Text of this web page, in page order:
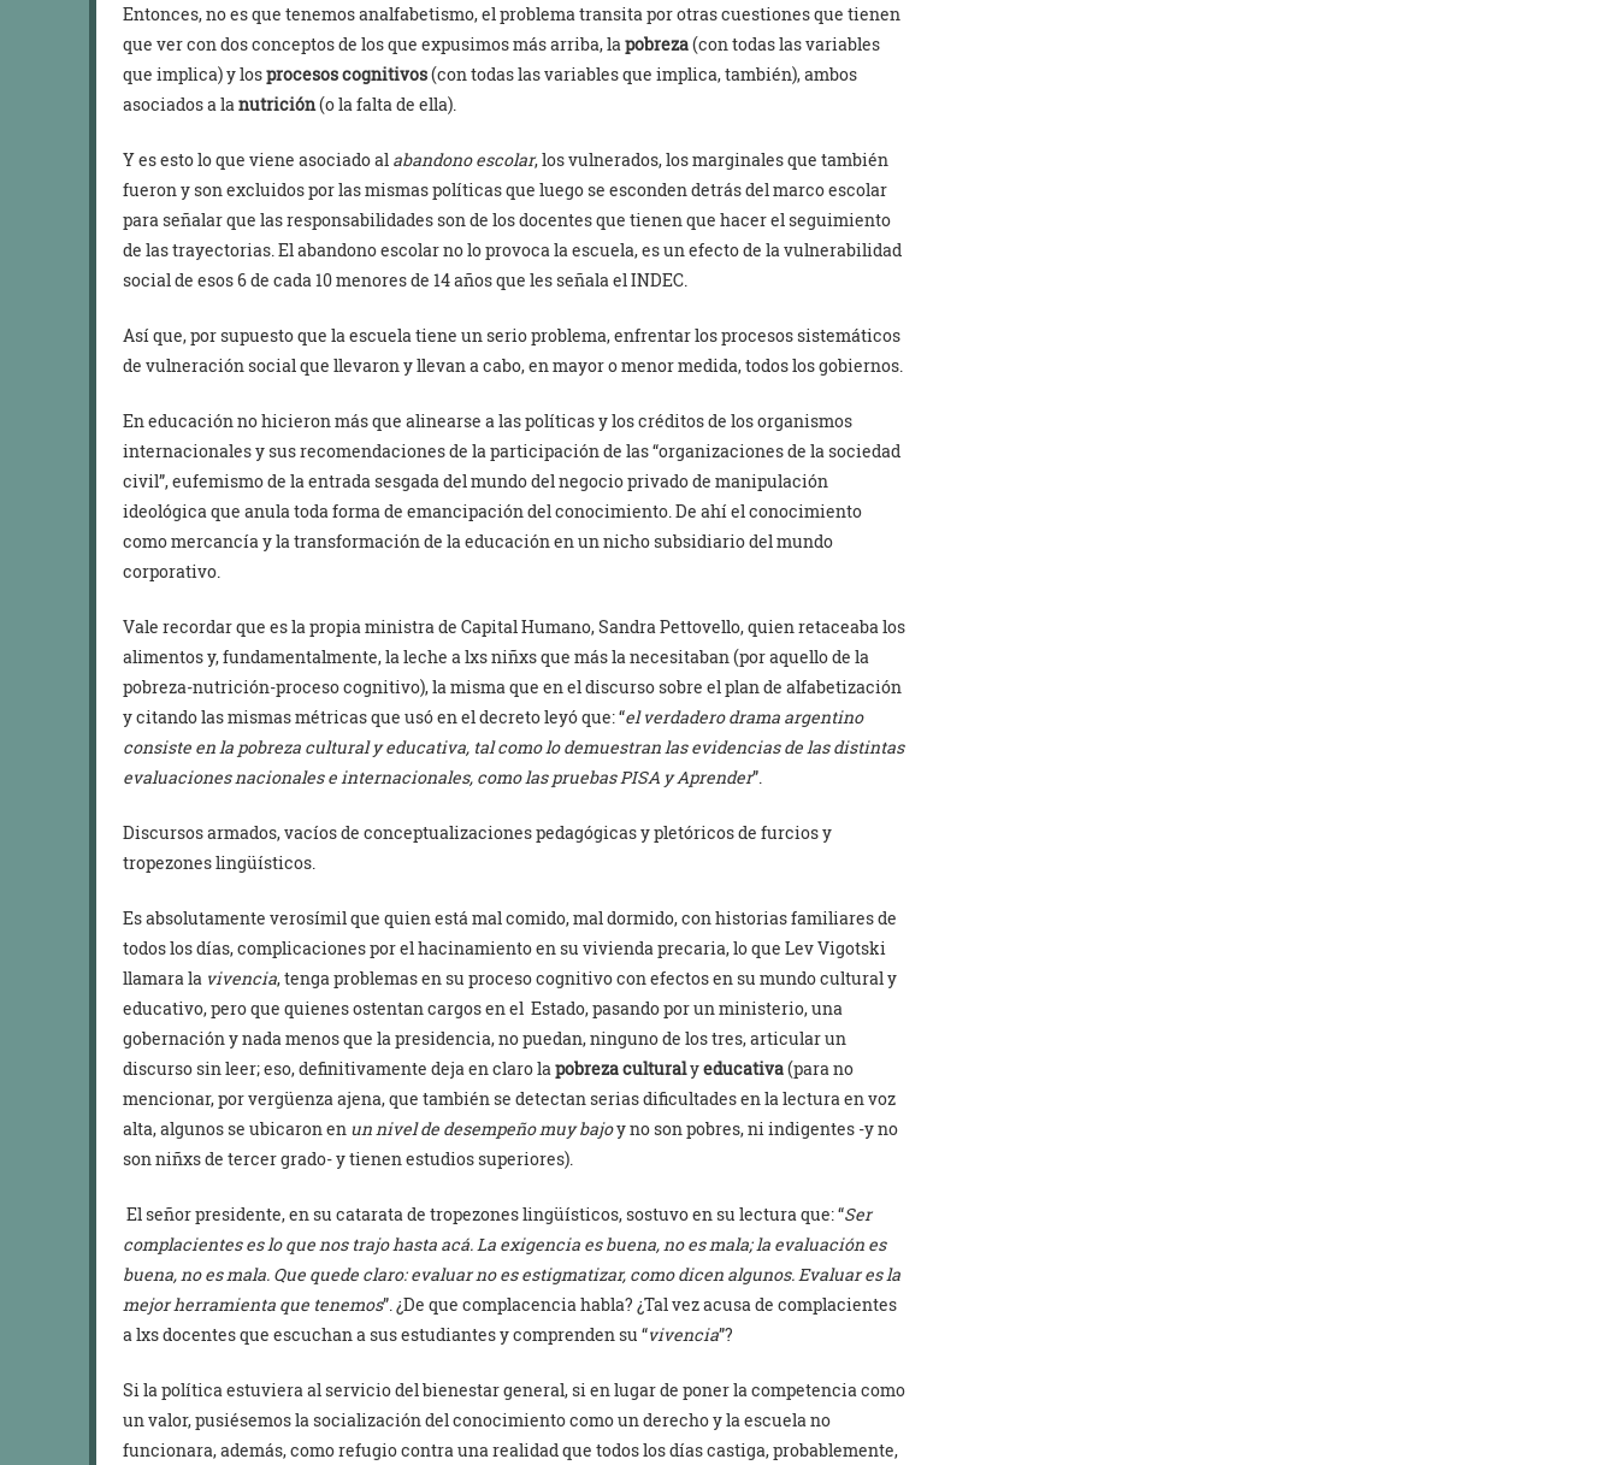
Entonces, no es que tenemos analfabetismo, el problema transita por otras cuestiones que tienen
que ver con dos conceptos de los que expusimos más arriba, lapobreza(con todas las variables
que implica) y losprocesos cognitivos(con todas las variables que implica, también), ambos
asociados a lanutrición(o la falta de ella).
Y es esto lo que viene asociado al abandono escolar, los vulnerados, los marginales que también
fueron y son excluidos por las mismas políticas que luego se esconden detrás del marco escolar
para señalar que las responsabilidades son de los docentes que tienen que hacer el seguimiento
de las trayectorias. El abandono escolar no lo provoca la escuela, es un efecto de la vulnerabilidad
social de esos 6 de cada 10 menores de 14 años que les señala el INDEC.
Así que, por supuesto que la escuela tiene un serio problema, enfrentar los procesos sistemáticos
de vulneración social que llevaron y llevan a cabo, en mayor o menor medida, todos los gobiernos.
En educación no hicieron más que alinearse a las políticas y los créditos de los organismos
internacionales y sus recomendaciones de la participación de las “organizaciones de la sociedad
civil”, eufemismo de la entrada sesgada del mundo del negocio privado de manipulación
ideológica que anula toda forma de emancipación del conocimiento. De ahí el conocimiento
como mercancía y la transformación de la educación en un nicho subsidiario del mundo
corporativo.
Vale recordar que es la propia ministra de Capital Humano, Sandra Pettovello, quien retaceaba los
alimentos y, fundamentalmente, la leche a lxs niñxs que más la necesitaban (por aquello de la
pobreza-nutrición-proceso cognitivo), la misma que en el discurso sobre el plan de alfabetización
y citando las mismas métricas que usó en el decreto leyó que: “el verdadero drama argentino
consiste en la pobreza cultural y educativa, tal como lo demuestran las evidencias de las distintas
evaluaciones nacionales e internacionales, como las pruebas PISA y Aprender”.
Discursos armados, vacíos de conceptualizaciones pedagógicas y pletóricos de furcios y
tropezones lingüísticos.
Es absolutamente verosímil que quien está mal comido, mal dormido, con historias familiares de
todos los días, complicaciones por el hacinamiento en su vivienda precaria, lo que Lev Vigotski
llamara la vivencia, tenga problemas en su proceso cognitivo con efectos en su mundo cultural y
educativo, pero que quienes ostentan cargos en el Estado, pasando por un ministerio, una
gobernación y nada menos que la presidencia, no puedan, ninguno de los tres, articular un
discurso sin leer; eso, definitivamente deja en claro lapobreza culturalyeducativa(para no
mencionar, por vergüenza ajena, que también se detectan serias dificultades en la lectura en voz
alta, algunos se ubicaron en un nivel de desempeño muy bajoy no son pobres, ni indigentes -y no
son niñxs de tercer grado- y tienen estudios superiores).
El señor presidente, en su catarata de tropezones lingüísticos, sostuvo en su lectura que: “Ser
complacientes es lo que nos trajo hasta acá. La exigencia es buena, no es mala; la evaluación es
buena, no es mala. Que quede claro: evaluar no es estigmatizar, como dicen algunos. Evaluar es la
mejor herramienta que tenemos”. ¿De que complacencia habla? ¿Tal vez acusa de complacientes
a lxs docentes que escuchan a sus estudiantes y comprenden su “vivencia”?
Si la política estuviera al servicio del bienestar general, si en lugar de poner la competencia como
un valor, pusiésemos la socialización del conocimiento como un derecho y la escuela no
funcionara, además, como refugio contra una realidad que todos los días castiga, probablemente,